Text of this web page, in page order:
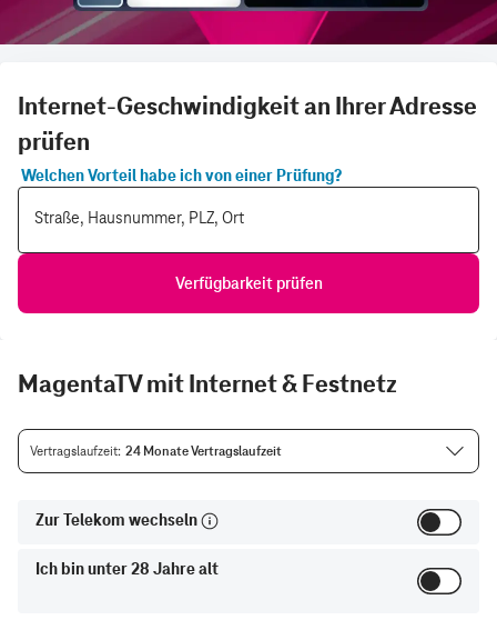
Internet-Geschwindigkeit an Ihrer Adresse
prüfen
Welchen Vorteil habe ich von einer Prüfung?
Straße, Hausnummer, PLZ, Ort
Verfügbarkeit prüfen
MagentaTV mit Internet & Festnetz
Vertragslaufzeit 24 Monate Vertragslaufzeit
Zur Telekom wechseln
Ich bin unter 28 Jahre alt